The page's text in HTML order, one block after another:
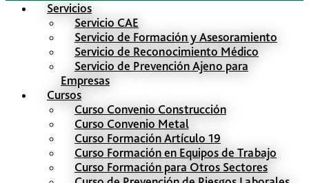
Servicios
Servicio CAE
Servicio de Formación y Asesoramiento
Servicio de Reconocimiento Médico
Servicio de Prevención Ajeno para
Empresas
Cursos
Curso Convenio Construcción
Curso Convenio Metal
Curso Formación Artículo 19
Curso Formación en Equipos de Trabajo
Curso Formación para Otros Sectores